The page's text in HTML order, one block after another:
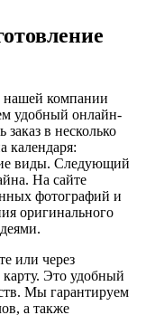
нашей компании
удобный онлайн-
в несколько
календаря:
виды. Следующий
На сайте
фотографий и
оригинального
или через
Это удобный
Мы гарантируем
а также